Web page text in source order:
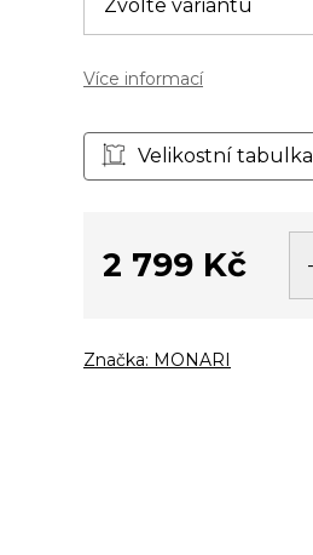
Více informací
Velikostní tabulka
2 799 Kč
Značka: MONARI